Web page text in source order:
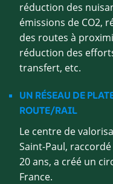
réduction des
émissions de CO2,
des routes à
réduction des
transfert, etc.
UN RÉSEAU DE
ROUTE/RAIL
Le centre de
Saint-Paul,
20 ans, a créé un
France.